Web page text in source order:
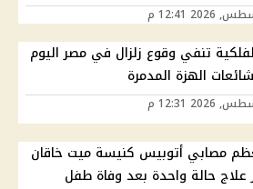
تنفي وقوع زلزال في مصر اليوم
الهزة المدمرة
مصابي أتوبيس كنيسة ميت خاقان
علاج حالة واحدة بعد وفاة طفل